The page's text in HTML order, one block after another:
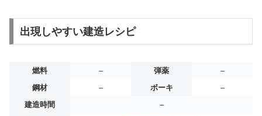
出現しやすい建造レシピ
燃料 – 弾薬
–
鋼材
– ボーキ
–
建造時間
–